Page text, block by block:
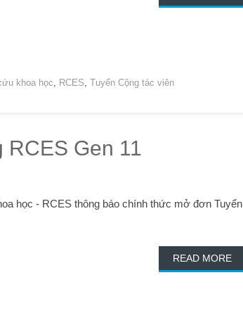
khoa học, RCES, Tuyển Cộng tác viên
Gen 11
học - RCES thông báo chính thức mở đơn Tuyển
READ MORE